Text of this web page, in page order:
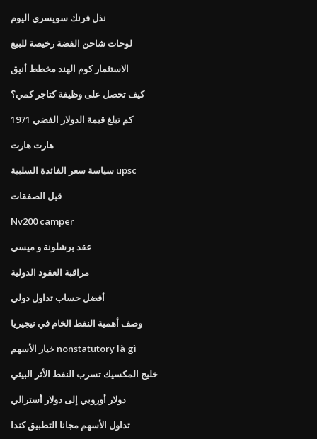
نذل فرنك سويسري اليوم
لوحات شاحن الفضة رخيصة للبيع
الاستثمار كوم الهند مخطط أنيق
كيف تحصل على وظيفة كتاجر كمي؟
كم تبلغ قيمة الدولار الفضي 1971
هارت هارت
سياسة سعر الفائدة السلبية upsc
قبل الصفقات
Nv200 camper
عقد برشلونة و ميسي
مراقبة العقود الدولية
أفضل حساب تداول دولي
وصف أهمية النفط الخام في نيجيريا
خيار الأسهم nonstatutory là gì
خليج المكسيك تسرب النفط الأثر البيئي
دولار أوروبي إلى دولار أسترالي
تداول الأسهم مجانا التطبيق كندا